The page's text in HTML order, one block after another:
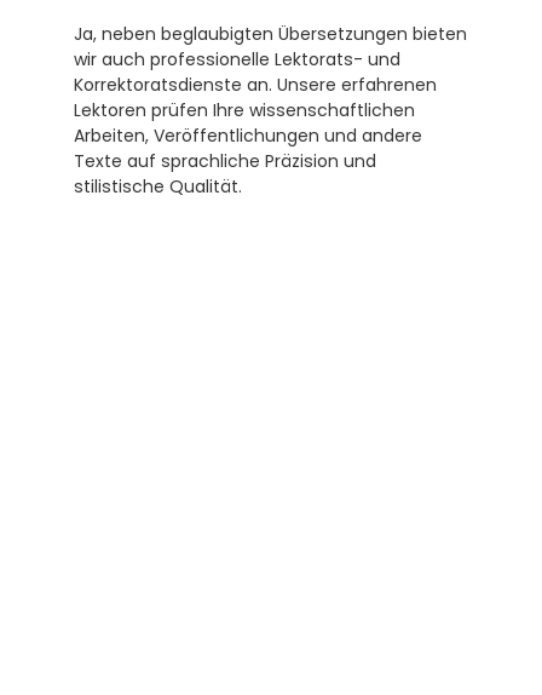
Ja, neben beglaubigten Übersetzungen bieten
wir auch professionelle Lektorats- und
Korrektoratsdienste an. Unsere erfahrenen
Lektoren prüfen Ihre wissenschaftlichen
Arbeiten, Veröffentlichungen und andere
Texte auf sprachliche Präzision und
stilistische Qualität.